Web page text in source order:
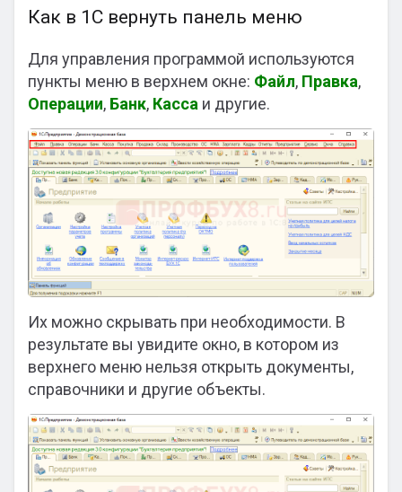
Как в 1С вернуть панель меню
Для управления программой используются
пункты меню в верхнем окне: Файл, Правка,
Операции, Банк, Касса и другие.
Их можно скрывать при необходимости. В
результате вы увидите окно, в котором из
верхнего меню нельзя открыть документы,
справочники и другие объекты.